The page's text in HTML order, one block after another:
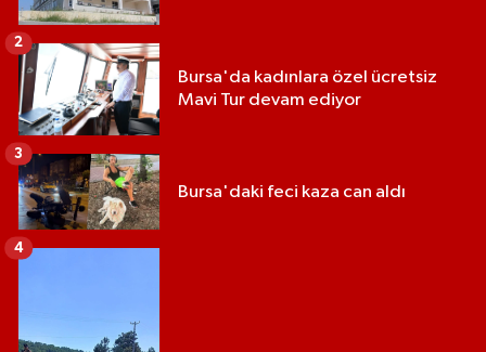
Bursa'da kadınlara özel ücretsiz
Mavi Tur devam ediyor
2
Bursa'daki feci kaza can aldı
3
4